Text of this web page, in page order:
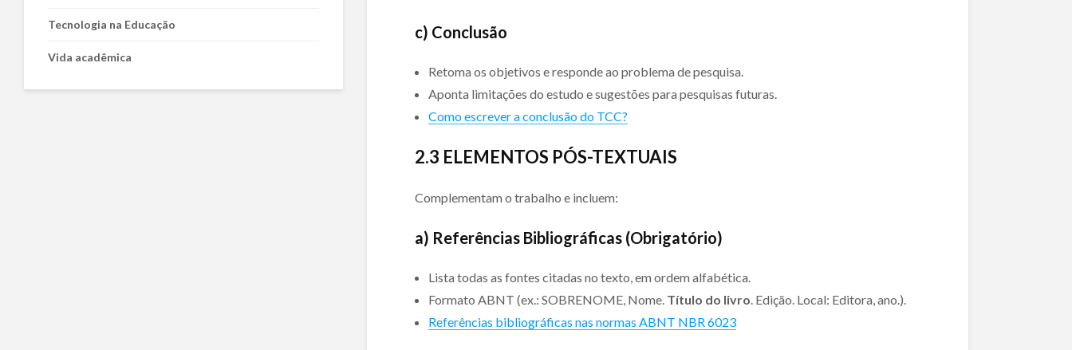
c) Conclusão
Retoma os objetivos e responde ao problema de pesquisa.
Aponta limitações do estudo e sugestões para pesquisas futuras.
Como escrever a conclusão do TCC?
2.3 ELEMENTOS PÓS-TEXTUAIS
Complementam o trabalho e incluem:
a) Referências Bibliográficas (Obrigatório)
Lista todas as fontes citadas no texto, em ordem alfabética.
Formato ABNT (ex.: SOBRENOME, Nome. Título do livro. Edição. Local: Editora, ano.).
Referências bibliográficas nas normas ABNT NBR 6023
Tecnologia na Educação
Vida acadêmica